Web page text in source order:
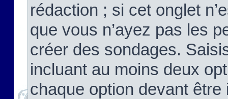
rédaction ; si cet onglet
que vous n’ayez pas les
créer des sondages.
incluant au moins deux
chaque option devant